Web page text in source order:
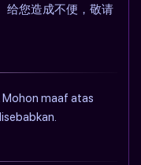
给您造成不便，敬请
Mohon maaf atas